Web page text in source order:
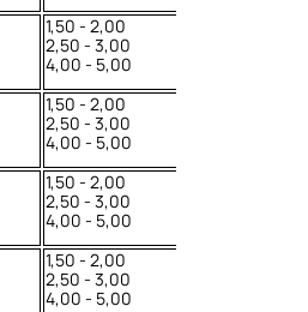
1,50 - 2,00
2,50 - 3,00
4,00 - 5,00
1,50 - 2,00
2,50 - 3,00
4,00 - 5,00
1,50 - 2,00
2,50 - 3,00
4,00 - 5,00
1,50 - 2,00
2,50 - 3,00
4,00 - 5,00